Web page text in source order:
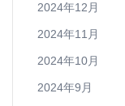
2024年12月
2024年11月
2024年10月
2024年9月